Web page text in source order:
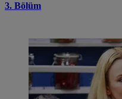
3. Bölüm